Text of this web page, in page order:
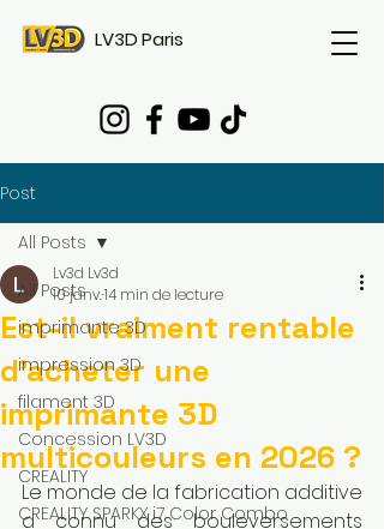
LV3D Paris
Post
All Posts
imprimante 3D
impression 3D
filament 3D
Concession LV3D
CREALITY
CREALITY SPARKX i7 Color Combo
All Posts
Est-il vraiment rentable
d'acheter une
imprimante 3D
multicouleurs en 2026 ?
Lv3d Lv3d
10 janv.14 min de lecture
Le monde de la fabrication additive
a connu des bouleversements